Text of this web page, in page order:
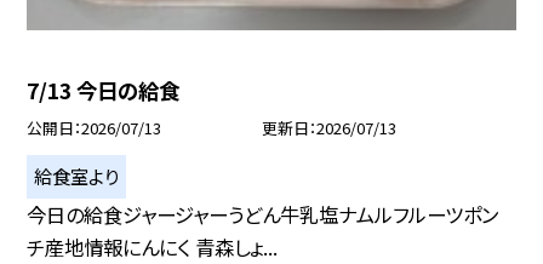
7/13 今日の給食
公開日 2026/07/13 更新日 2026/07/13
給食室より
今日の給食ジャージャーうどん牛乳塩ナムルフルーツポン
チ産地情報にんにく 青森しょ...